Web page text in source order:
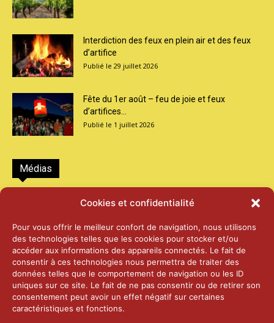
Cookies et confidentialité
Pour vous offrir le meilleur confort de navigation, nous utilisons
des technologies telles que les cookies pour stocker et/ou
accéder aux informations des appareils connectés. Le fait de
consentir à ces technologies nous permettra de traiter des
données telles que le comportement de navigation ou les ID
uniques sur ce site. Le fait de ne pas consentir ou de retirer son
consentement peut avoir un effet négatif sur certaines
caractéristiques et fonctions.
Interdiction des feux en plein air et des feux
d’artifice
29 juillet 2026
Fête du 1er août – feu de joie et feux
d’artifices...
1 juillet 2026
Médias
2026 – Laiterie d’Orsières et Abbaye de St-
25 juin 2026
2025 – Palais Fédéral – Berne
25 juin 2026